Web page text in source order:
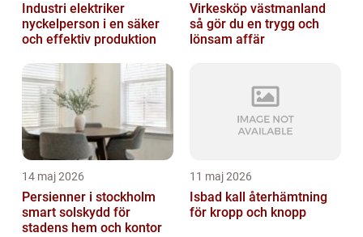
Industri elektriker
nyckelperson i en säker
och effektiv produktion
Virkesköp västmanland
så gör du en trygg och
lönsam affär
14 maj 2026
Persienner i stockholm
smart solskydd för
stadens hem och kontor
11 maj 2026
Isbad kall återhämtning
för kropp och knopp